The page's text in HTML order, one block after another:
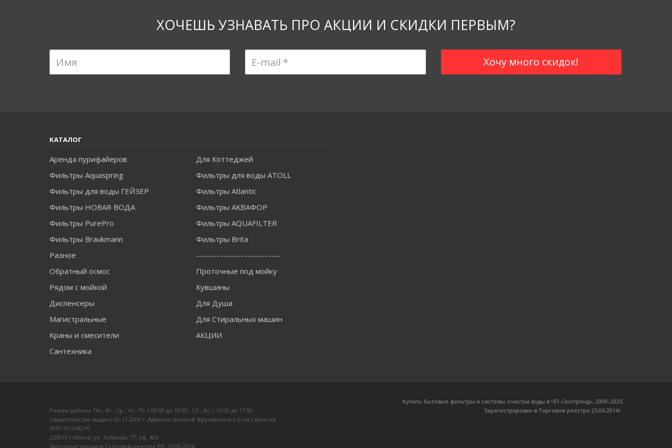
ХОЧЕШЬ УЗНАВАТЬ ПРО АКЦИИ И СКИДКИ ПЕРВЫМ?
КАТАЛОГ
Аренда пурифайеров
Для Коттеджей
Фильтры Aquaspring
Фильтры для воды ATOLL
Фильтры для воды ГЕЙЗЕР
Фильтры Atlantic
Фильтры НОВАЯ ВОДА
Фильтры АКВАФОР
Фильтры PurePro
Фильтры AQUAFILTER
Фильтры Braukmann
Фильтры Brita
Разное
----------------------------
Обратный осмос
Проточные под мойку
Рядом с мойкой
Кувшины
Диспенсеры
Для Душа
Магистральные
Для Стиральных машин
Краны и смесители
АКЦИИ
Сантехника
Режим работы: Пн , Вт , Ср , Чт , Пт c 09:00 до 19:00 ; Сб , Вс c 10:00 до 17:00
Свидетельство выдано 02.11.2009 г. Администрацией Фрунзенского р-на г.Минска
УНП 191254276
220019 г.Минск, ул. Лобанка, 77, оф. 405
Дата регистрации в Торговом реестре РБ: 25.06.2014
Купить бытовые фильтры и системы очистки воды в ЧП «Экотренд», 2009–2025
Зарегистрирован в Торговом реестре 25.06.2014г.